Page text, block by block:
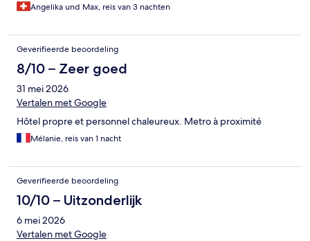
Angelika und Max, reis van 3 nachten
Geverifieerde beoordeling
8/10 – Zeer goed
31 mei 2026
Vertalen met Google
Hôtel propre et personnel chaleureux. Metro à proximité
Mélanie, reis van 1 nacht
Geverifieerde beoordeling
10/10 – Uitzonderlijk
6 mei 2026
Vertalen met Google